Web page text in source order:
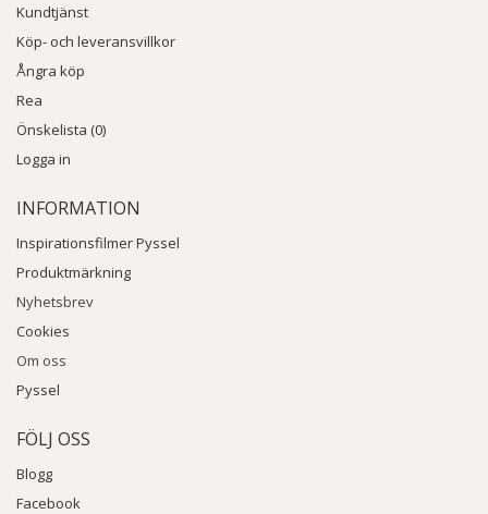
Kundtjänst
Köp- och leveransvillkor
Ångra köp
Rea
Önskelista (0)
Logga in
INFORMATION
Inspirationsfilmer Pyssel
Produktmärkning
Nyhetsbrev
Cookies
Om oss
Pyssel
FÖLJ OSS
Blogg
Facebook